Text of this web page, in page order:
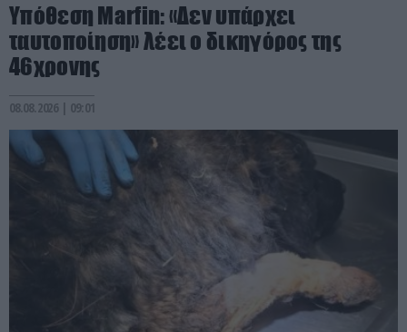
Υπόθεση Marfin: «Δεν υπάρχει
ταυτοποίηση» λέει ο δικηγόρος της
46χρονης
08.08.2026 | 09:01